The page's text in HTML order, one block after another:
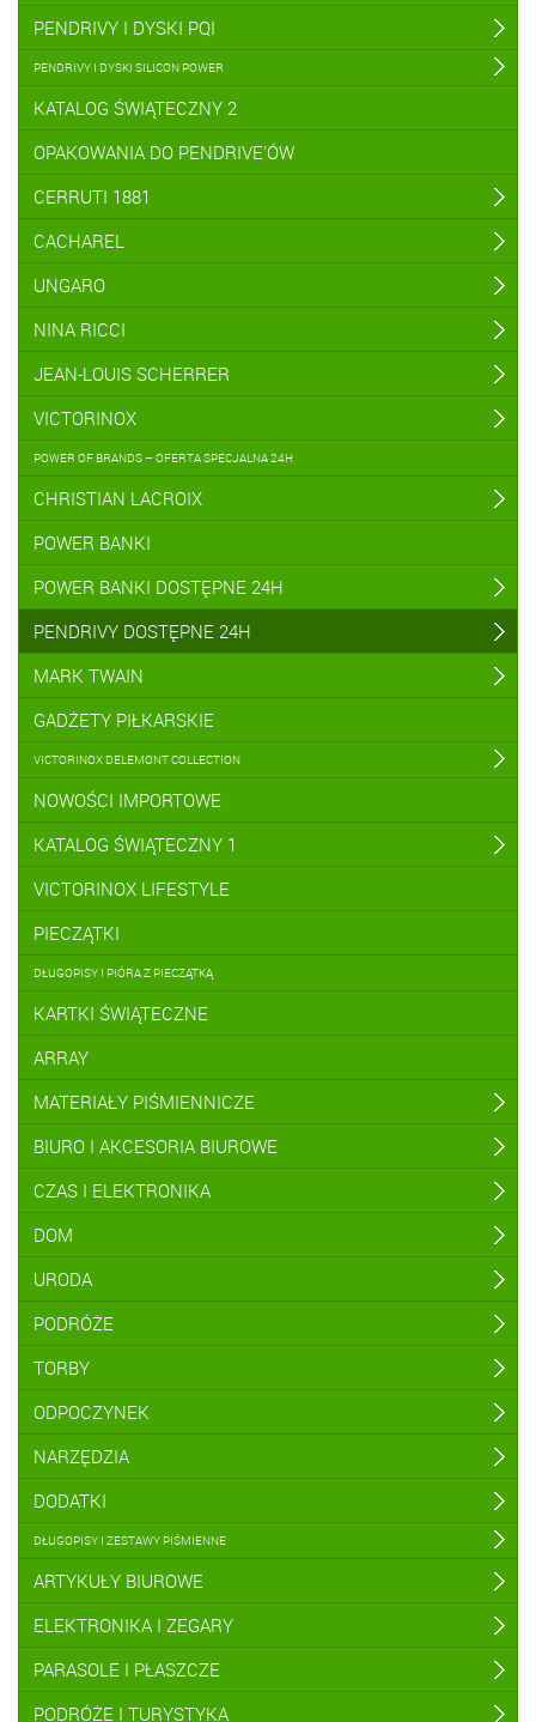
PENDRIVY I DYSKI PQI
PENDRIVY I DYSKI SILICON POWER
KATALOG ŚWIĄTECZNY 2
OPAKOWANIA DO PENDRIVE'ÓW
CERRUTI 1881
CACHAREL
UNGARO
NINA RICCI
JEAN-LOUIS SCHERRER
VICTORINOX
POWER OF BRANDS – OFERTA SPECJALNA 24H
CHRISTIAN LACROIX
POWER BANKI
POWER BANKI DOSTĘPNE 24H
PENDRIVY DOSTĘPNE 24H
MARK TWAIN
GADŻETY PIŁKARSKIE
VICTORINOX DELEMONT COLLECTION
NOWOŚCI IMPORTOWE
KATALOG ŚWIĄTECZNY 1
VICTORINOX LIFESTYLE
PIECZĄTKI
DŁUGOPISY I PIÓRA Z PIECZĄTKĄ
KARTKI ŚWIĄTECZNE
ARRAY
MATERIAŁY PIŚMIENNICZE
BIURO I AKCESORIA BIUROWE
CZAS I ELEKTRONIKA
DOM
URODA
PODRÓŻE
TORBY
ODPOCZYNEK
NARZĘDZIA
DODATKI
DŁUGOPISY I ZESTAWY PIŚMIENNE
ARTYKUŁY BIUROWE
ELEKTRONIKA I ZEGARY
PARASOLE I PŁASZCZE
PODRÓŻE I TURYSTYKA